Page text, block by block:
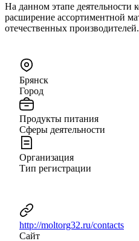
На данном этапе деятельности
расширение ассортиментной
отечественных производителей.
Брянск
Город
Продукты питания
Сферы деятельности
Организация
Тип регистрации
http://moltorg32.ru/contacts
Сайт